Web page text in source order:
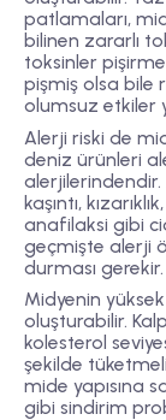
patlamaları,
bilinen zararlı
toksinler pişirme
pişmiş olsa bile
olumsuz etkiler
Alerji riski de
deniz ürünleri
kaşıntı,
anafilaksi gibi
geçmişte alerji
durması gerekir.
Midyenin
oluşturabilir.
kolesterol
şekilde
mide yapısına
gibi sindirim